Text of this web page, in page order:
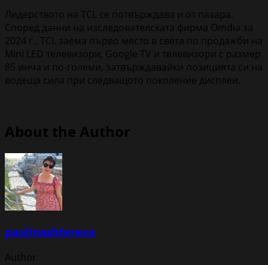
Лидерството на TCL се потвърждава и от пазара.
Според данни на изследователската фирма Omdia за
2024 г., TCL заема първо място в света по продажби на
Mini LED телевизори, Google TV и телевизори с размер
85 инча и по-големи, затвърждавайки позицията си на
водеща сила при следващото поколение дисплеи.
About the Author
paulinashtereva
Author